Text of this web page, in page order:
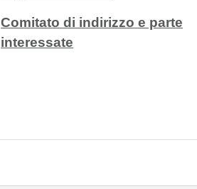
Comitato di indirizzo e parte
interessate